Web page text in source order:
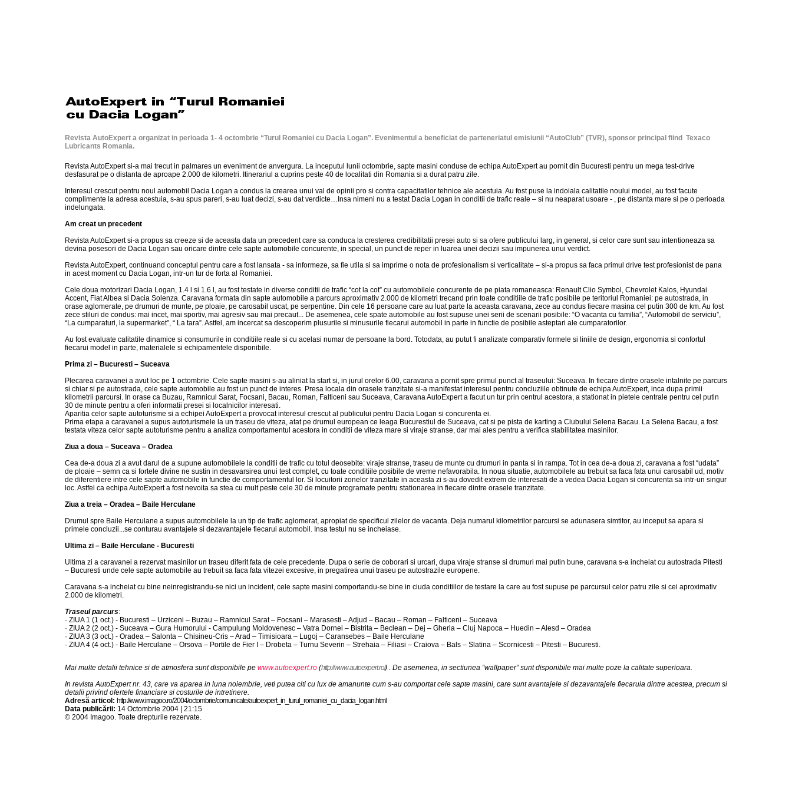
Revista AutoExpert a organizat in perioada 1- 4 octombrie “Turul Romaniei cu Dacia Logan”. Evenimentul a beneficiat de parteneriatul emisiunii “AutoClub” (TVR), sponsor principal fiind Texaco
Lubricants Romania.
Revista AutoExpert si-a mai trecut in palmares un eveniment de anvergura. La inceputul lunii octombrie, sapte masini conduse de echipa AutoExpert au pornit din Bucuresti pentru un mega test-drive
desfasurat pe o distanta de aproape 2.000 de kilometri. Itinerariul a cuprins peste 40 de localitati din Romania si a durat patru zile.
Interesul crescut pentru noul automobil Dacia Logan a condus la crearea unui val de opinii pro si contra capacitatilor tehnice ale acestuia. Au fost puse la indoiala calitatile noului model, au fost facute
complimente la adresa acestuia, s-au spus pareri, s-au luat decizi, s-au dat verdicte…Insa nimeni nu a testat Dacia Logan in conditii de trafic reale – si nu neaparat usoare - , pe distanta mare si pe o perioada
indelungata.
Am creat un precedent
Revista AutoExpert si-a propus sa creeze si de aceasta data un precedent care sa conduca la cresterea credibilitatii presei auto si sa ofere publicului larg, in general, si celor care sunt sau intentioneaza sa
devina posesori de Dacia Logan sau oricare dintre cele sapte automobile concurente, in special, un punct de reper in luarea unei decizii sau impunerea unui verdict.
Revista AutoExpert, continuand conceptul pentru care a fost lansata - sa informeze, sa fie utila si sa imprime o nota de profesionalism si verticalitate – si-a propus sa faca primul drive test profesionist de pana
in acest moment cu Dacia Logan, intr-un tur de forta al Romaniei.
Cele doua motorizari Dacia Logan, 1.4 l si 1.6 l, au fost testate in diverse conditii de trafic “cot la cot” cu automobilele concurente de pe piata romaneasca: Renault Clio Symbol, Chevrolet Kalos, Hyundai
Accent, Fiat Albea si Dacia Solenza. Caravana formata din sapte automobile a parcurs aproximativ 2.000 de kilometri trecand prin toate conditiile de trafic posibile pe teritoriul Romaniei: pe autostrada, in
orase aglomerate, pe drumuri de munte, pe ploaie, pe carosabil uscat, pe serpentine. Din cele 16 persoane care au luat parte la aceasta caravana, zece au condus fiecare masina cel putin 300 de km. Au fost
zece stiluri de condus: mai incet, mai sportiv, mai agresiv sau mai precaut... De asemenea, cele spate automobile au fost supuse unei serii de scenarii posibile: “O vacanta cu familia”, “Automobil de serviciu”,
“La cumparaturi, la supermarket”, “ La tara”. Astfel, am incercat sa descoperim plusurile si minusurile fiecarui automobil in parte in functie de posibile asteptari ale cumparatorilor.
Au fost evaluate calitatile dinamice si consumurile in conditiile reale si cu acelasi numar de persoane la bord. Totodata, au putut fi analizate comparativ formele si liniile de design, ergonomia si confortul
fiecarui model in parte, materialele si echipamentele disponibile.
Prima zi – Bucuresti – Suceava
Plecarea caravanei a avut loc pe 1 octombrie. Cele sapte masini s-au aliniat la start si, in jurul orelor 6.00, caravana a pornit spre primul punct al traseului: Suceava. In fiecare dintre orasele intalnite pe parcurs
si chiar si pe autostrada, cele sapte automobile au fost un punct de interes. Presa locala din orasele tranzitate si-a manifestat interesul pentru concluziile obtinute de echipa AutoExpert, inca dupa primii
kilometrii parcursi. In orase ca Buzau, Ramnicul Sarat, Focsani, Bacau, Roman, Falticeni sau Suceava, Caravana AutoExpert a facut un tur prin centrul acestora, a stationat in pietele centrale pentru cel putin
30 de minute pentru a oferi informatii presei si localnicilor interesati.
Aparitia celor sapte autoturisme si a echipei AutoExpert a provocat interesul crescut al publicului pentru Dacia Logan si concurenta ei.
Prima etapa a caravanei a supus autoturismele la un traseu de viteza, atat pe drumul european ce leaga Bucurestiul de Suceava, cat si pe pista de karting a Clubului Selena Bacau. La Selena Bacau, a fost
testata viteza celor sapte autoturisme pentru a analiza comportamentul acestora in conditii de viteza mare si viraje stranse, dar mai ales pentru a verifica stabilitatea masinilor.
Ziua a doua – Suceava – Oradea
Cea de-a doua zi a avut darul de a supune automobilele la conditii de trafic cu totul deosebite: viraje stranse, traseu de munte cu drumuri in panta si in rampa. Tot in cea de-a doua zi, caravana a fost “udata”
de ploaie – semn ca si fortele divine ne sustin in desavarsirea unui test complet, cu toate conditiile posibile de vreme nefavorabila. In noua situatie, automobilele au trebuit sa faca fata unui carosabil ud, motiv
de diferentiere intre cele sapte automobile in functie de comportamentul lor. Si locuitorii zonelor tranzitate in aceasta zi s-au dovedit extrem de interesati de a vedea Dacia Logan si concurenta sa intr-un singur
loc. Astfel ca echipa AutoExpert a fost nevoita sa stea cu mult peste cele 30 de minute programate pentru stationarea in fiecare dintre orasele tranzitate.
Ziua a treia – Oradea – Baile Herculane
Drumul spre Baile Herculane a supus automobilele la un tip de trafic aglomerat, apropiat de specificul zilelor de vacanta. Deja numarul kilometrilor parcursi se adunasera simtitor, au inceput sa apara si
primele concluzii...se conturau avantajele si dezavantajele fiecarui automobil. Insa testul nu se incheiase.
Ultima zi – Baile Herculane - Bucuresti
Ultima zi a caravanei a rezervat masinilor un traseu diferit fata de cele precedente. Dupa o serie de coborari si urcari, dupa viraje stranse si drumuri mai putin bune, caravana s-a incheiat cu autostrada Pitesti
– Bucuresti unde cele sapte automobile au trebuit sa faca fata vitezei excesive, in pregatirea unui traseu pe autostrazile europene.
Caravana s-a incheiat cu bine neinregistrandu-se nici un incident, cele sapte masini comportandu-se bine in ciuda conditiilor de testare la care au fost supuse pe parcursul celor patru zile si cei aproximativ
2.000 de kilometri.
Traseul parcurs:
· ZIUA 1 (1 oct.) - Bucuresti – Urziceni – Buzau – Ramnicul Sarat – Focsani – Marasesti – Adjud – Bacau – Roman – Falticeni – Suceava
· ZIUA 2 (2 oct.) - Suceava – Gura Humorului - Campulung Moldovenesc – Vatra Dornei – Bistrita – Beclean – Dej – Gherla – Cluj Napoca – Huedin – Alesd – Oradea
· ZIUA 3 (3 oct.) - Oradea – Salonta – Chisineu-Cris – Arad – Timisioara – Lugoj – Caransebes – Baile Herculane
· ZIUA 4 (4 oct.) - Baile Herculane – Orsova – Portile de Fier I – Drobeta – Turnu Severin – Strehaia – Filiasi – Craiova – Bals – Slatina – Scornicesti – Pitesti – Bucuresti.
Mai multe detalii tehnice si de atmosfera sunt disponibile pe www.autoexpert.ro (h t t p : / / w w w . a u t o e x p e r t . r o /) . De asemenea, in sectiunea ”wallpaper” sunt disponibile mai multe poze la calitate superioara.
In revista AutoExpert nr. 43, care va aparea in luna noiembrie, veti putea citi cu lux de amanunte cum s-au comportat cele sapte masini, care sunt avantajele si dezavantajele fiecaruia dintre acestea, precum si
detalii privind ofertele financiare si costurile de intretinere.
Adresă articol: h t t p : / / w w w . i m a g o o . r o / 2 0 0 4 / o c t o m b r i e / c o m u n i c a t e / a u t o e x p e r t _ i n _ t u r u l _ r o m a n i e i _ c u _ d a c i a _ l o g a n . h t m l
Data publicării: 14 Octombrie 2004 | 21:15
© 2004 Imagoo. Toate drepturile rezervate.